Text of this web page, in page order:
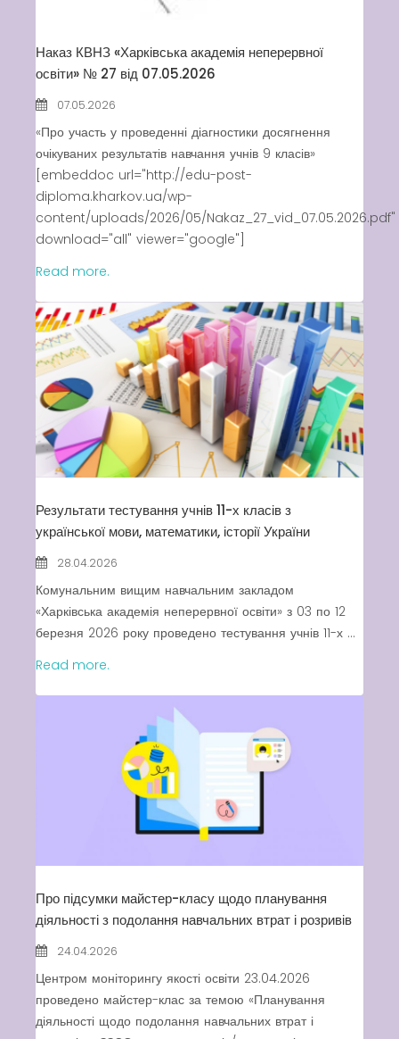
Наказ КВНЗ «Харківська академія неперервної
освіти» № 27 від 07.05.2026
07.05.2026
«Про участь у проведенні діагностики досягнення
очікуваних результатів навчання учнів 9 класів»
[embeddoc url="http://edu-post-
diploma.kharkov.ua/wp-
content/uploads/2026/05/Nakaz_27_vid_07.05.2026.pdf"
download="all" viewer="google"]
Read more.
Результати тестування учнів 11-х класів з
української мови, математики, історії України
28.04.2026
Комунальним вищим навчальним закладом
«Харківська академія неперервної освіти» з 03 по 12
березня 2026 року проведено тестування учнів 11-х ...
Read more.
Про підсумки майстер-класу щодо планування
діяльності з подолання навчальних втрат і розривів
24.04.2026
Центром моніторингу якості освіти 23.04.2026
проведено майстер-клас за темою «Планування
діяльності щодо подолання навчальних втрат і